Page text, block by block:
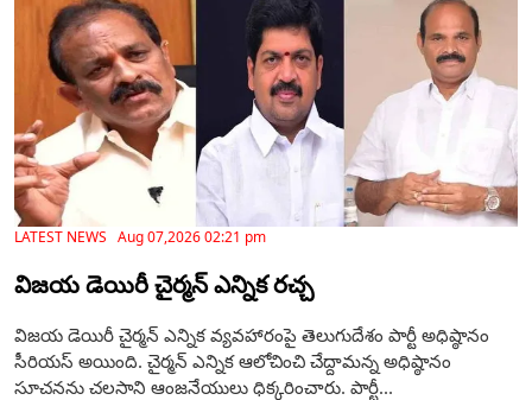
LATEST NEWS Aug 07,2026 02:21 pm
విజయ డెయిరీ చైర్మన్ ఎన్నిక రచ్చ
విజయ డెయిరీ చైర్మన్ ఎన్నిక వ్యవహారంపై తెలుగుదేశం పార్టీ అధిష్ఠానం
సీరియస్ అయింది. చైర్మన్ ఎన్నిక ఆలోచించి చేద్దామన్న అధిష్ఠానం
సూచనను చలసాని ఆంజనేయులు ధిక్కరించారు. పార్టీ...